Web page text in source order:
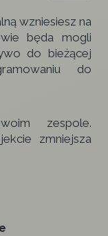
wzniesiesz na
będa mogli
do bieżącej
do
zespole.
zmniejsza